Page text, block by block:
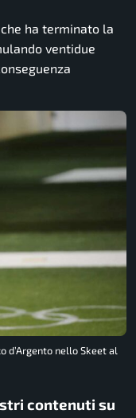
ha terminato la
ventidue
d’Argento nello Skeet al
contenuti su